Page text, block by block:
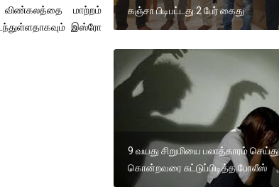
விண்கலத்தை மாற்றம்
இஸ்ரோ
கஞ்சா பிடிபட்டது.2 பேர் கைது
9 வயது சிறுமியை பலாத்காரம் செய்து
கொன்றவரை சுட்டுப்பிடித்த போலீஸ்